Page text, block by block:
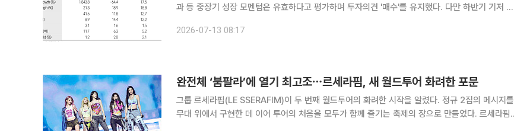
과 등 중장기 성장 모멘텀은 유효하다고 평가하며 투자의견 '매수'를 유지했다. 다만 하반기 기저 부
다. 13일 최민하 삼성증권 연구원은 "2분기에는 NCT WIS
2026-07-13 08:17
완전체 ‘붐팔라’에 열기 최고조⋯르세라핌, 새 월드투어 화려한 포문
그룹 르세라핌(LE SSERAFIM)이 두 번째 월드투어의 화려한 시작을 알렸다. 정규 2집의 메시지를
무대 위에서 구현한 데 이어 투어의 처음을 모두가 함께 즐기는 축제의 장으로 만들었다. 르세라핌